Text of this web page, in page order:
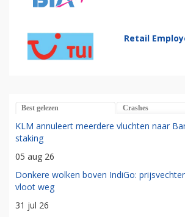
Retail
Best gelezen Crashes
KLM annuleert meerdere vluchten naar
staking
05 aug 26
Donkere wolken boven IndiGo:
vloot weg
31 jul 26